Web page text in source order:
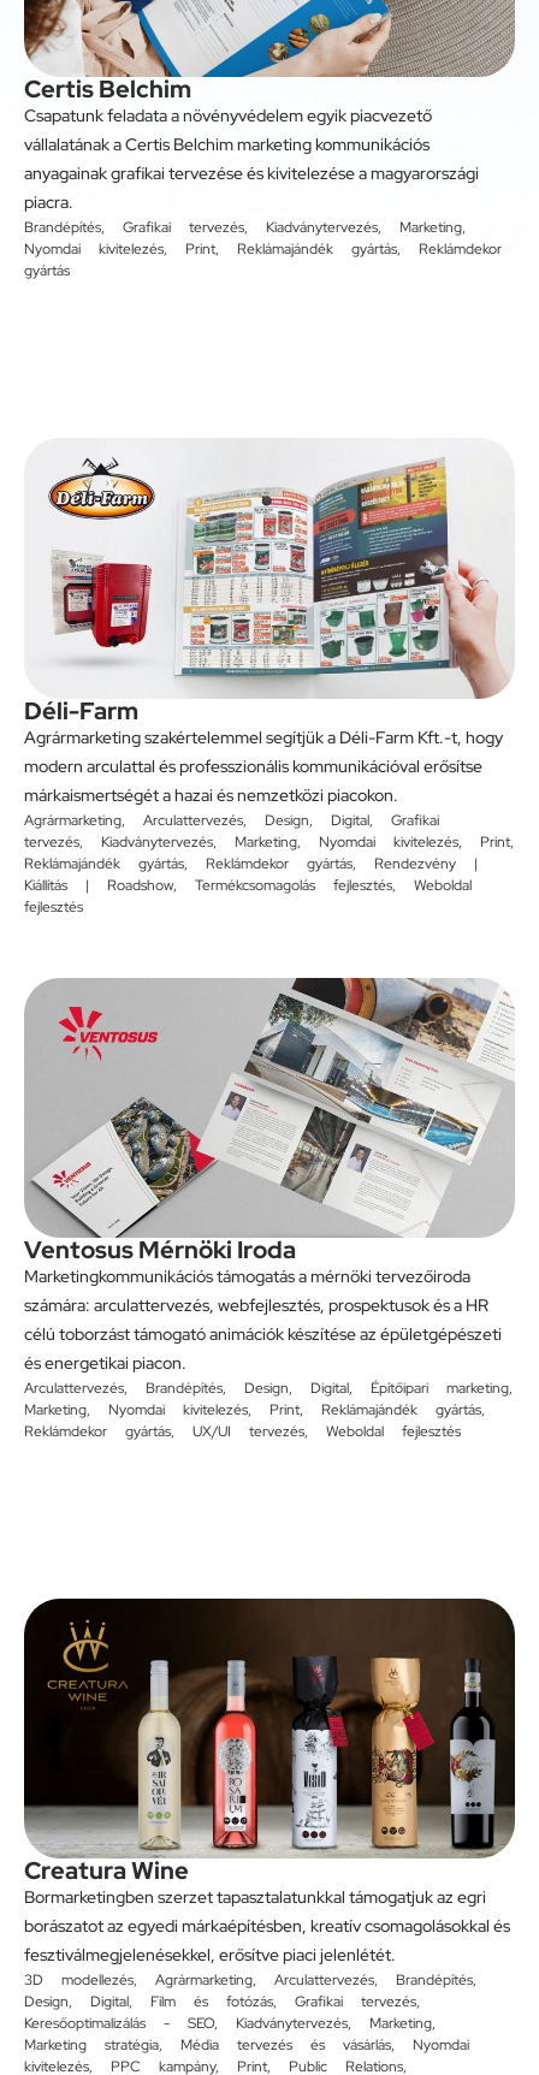
Certis Belchim
Csapatunk feladata a növényvédelem egyik piacvezető
vállalatának a Certis Belchim marketing kommunikációs
anyagainak grafikai tervezése és kivitelezése a magyarországi
piacra.
Brandépítés, Grafikai tervezés, Kiadványtervezés, Marketing,
Nyomdai kivitelezés, Print, Reklámajándék gyártás, Reklámdekor
gyártás
Déli-Farm
Agrármarketing szakértelemmel segítjük a Déli-Farm Kft.-t, hogy
modern arculattal és professzionális kommunikációval erősítse
márkaismertségét a hazai és nemzetközi piacokon.
Agrármarketing, Arculattervezés, Design, Digital, Grafikai
tervezés, Kiadványtervezés, Marketing, Nyomdai kivitelezés, Print,
Reklámajándék gyártás, Reklámdekor gyártás, Rendezvény |
Kiállítás | Roadshow, Termékcsomagolás fejlesztés, Weboldal
fejlesztés
Ventosus Mérnöki Iroda
Marketingkommunikációs támogatás a mérnöki tervezőiroda
számára: arculattervezés, webfejlesztés, prospektusok és a HR
célú toborzást támogató animációk készítése az épületgépészeti
és energetikai piacon.
Arculattervezés, Brandépítés, Design, Digital, Építőipari marketing,
Marketing, Nyomdai kivitelezés, Print, Reklámajándék gyártás,
Reklámdekor gyártás, UX/UI tervezés, Weboldal fejlesztés
Creatura Wine
Bormarketingben szerzet tapasztalatunkkal támogatjuk az egri
borászatot az egyedi márkaépítésben, kreatív csomagolásokkal és
fesztiválmegjelenésekkel, erősítve piaci jelenlétét.
3D modellezés, Agrármarketing, Arculattervezés, Brandépítés,
Design, Digital, Film és fotózás, Grafikai tervezés,
Keresőoptimalizálás - SEO, Kiadványtervezés, Marketing,
Marketing stratégia, Média tervezés és vásárlás, Nyomdai
kivitelezés, PPC kampány, Print, Public Relations,